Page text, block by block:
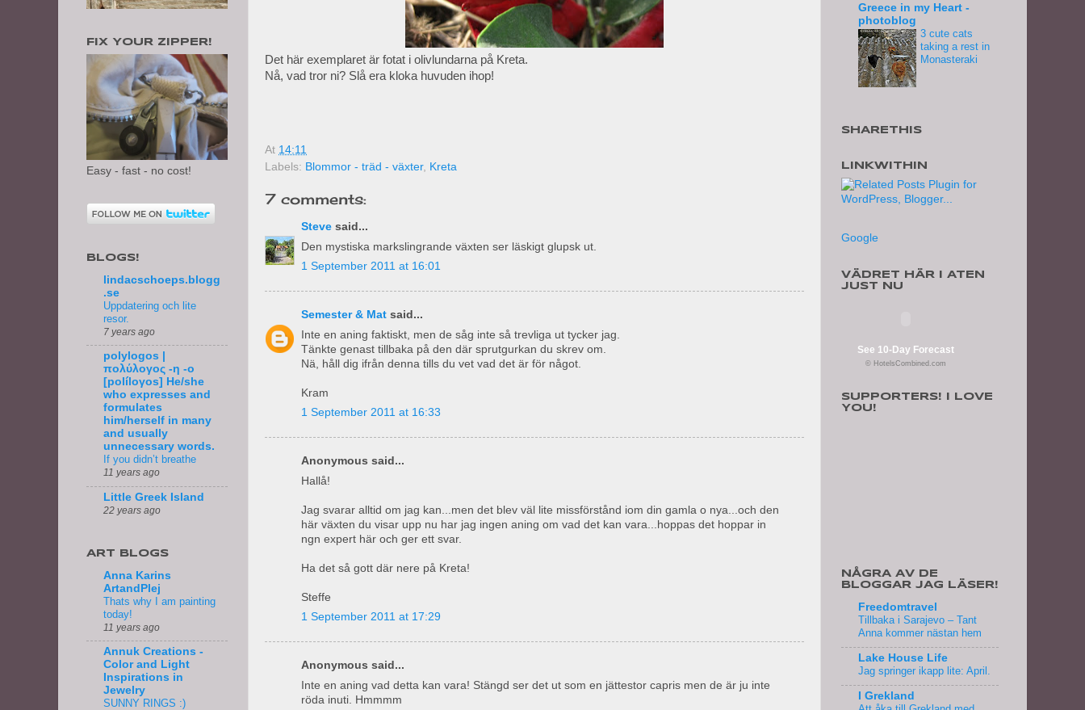
Det här exemplaret är fotat i olivlundarna på Kreta.
Nå, vad tror ni? Slå era kloka huvuden ihop!
At 14:11
Labels: Blommor - träd - växter, Kreta
7 comments:
Steve said...
Den mystiska markslingrande växten ser läskigt glupsk ut.
1 September 2011 at 16:01
Semester & Mat said...
Inte en aning faktiskt, men de såg inte så trevliga ut tycker jag.
Tänkte genast tillbaka på den där sprutgurkan du skrev om.
Nä, håll dig ifrån denna tills du vet vad det är för något.
Kram
1 September 2011 at 16:33
Anonymous said...
Hallå!
Jag svarar alltid om jag kan...men det blev väl lite missförstånd iom din gamla o nya...och den
här växten du visar upp nu har jag ingen aning om vad det kan vara...hoppas det hoppar in
ngn expert här och ger ett svar.
Ha det så gott där nere på Kreta!
Steffe
1 September 2011 at 17:29
Anonymous said...
Inte en aning vad detta kan vara! Stängd ser det ut som en jättestor capris men de är ju inte
röda inuti. Hmmmm
FIX YOUR ZIPPER!
Easy - fast - no cost!
BLOGS!
lindacschoeps.blogg
.se
Uppdatering och lite
resor.
7 years ago
polylogos |
πολύλογος -η -ο
[políloγos] He/she
who expresses and
formulates
him/herself in many
and usually
unnecessary words.
If you didn’t breathe
11 years ago
Little Greek Island
22 years ago
ART BLOGS
Anna Karins
ArtandPlej
Thats why I am painting
today!
11 years ago
Annuk Creations -
Color and Light
Inspirations in
Jewelry
SUNNY RINGS :)
Greece in my Heart -
photoblog
3 cute cats
taking a rest in
Monasteraki
SHARETHIS
LINKWITHIN
Google
VÄDRET HÄR I ATEN
JUST NU
See 10-Day Forecast
© HotelsCombined.com
SUPPORTERS! I LOVE
YOU!
NÅGRA AV DE
BLOGGAR JAG LÄSER!
Freedomtravel
Tillbaka i Sarajevo – Tant
Anna kommer nästan hem
Lake House Life
Jag springer ikapp lite: April.
I Grekland